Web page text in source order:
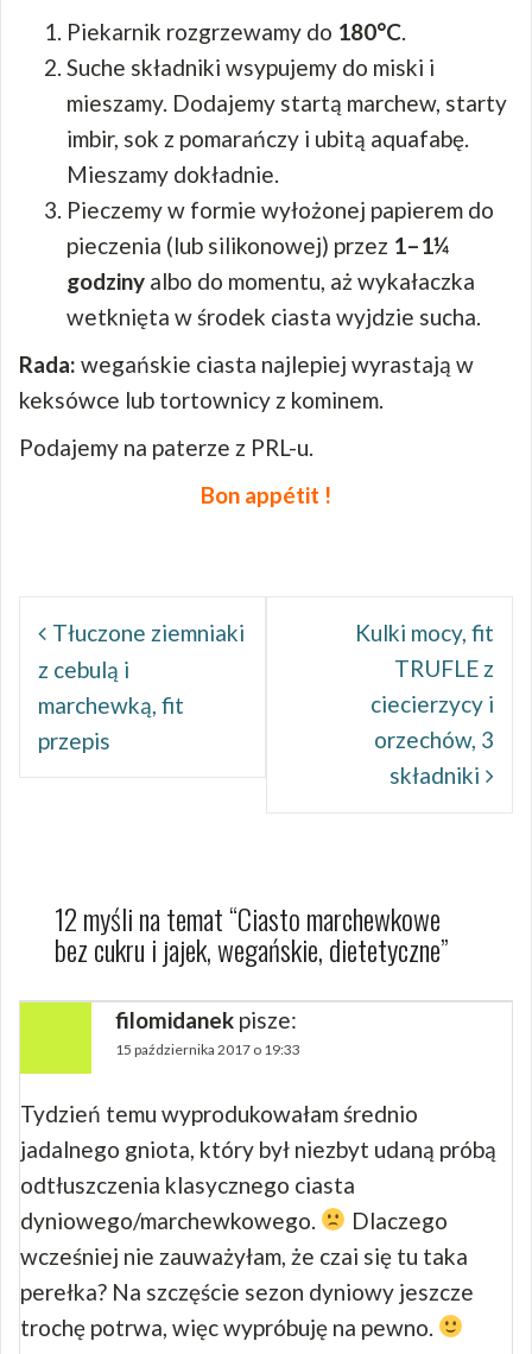
Piekarnik rozgrzewamy do 180°C
Suche składniki wsypujemy do miski i
mieszamy. Dodajemy startą marchew, starty
imbir, sok z pomarańczy i ubitą aquafabę.
Mieszamy dokładnie.
Pieczemy w formie wyłożonej papierem do
pieczenia (lub silikonowej) przez 1–1¼
godziny albo do momentu, aż wykałaczka
wetknięta w środek ciasta wyjdzie sucha.
Rada: wegańskie ciasta najlepiej wyrastają w
keksówce lub tortownicy z kominem.
Podajemy na paterze z PRL-u.
Bon appétit !
wpisuTłuczone ziemniaki
z cebulą i
marchewką, fit
przepis
Kulki mocy, fit
TRUFLE z
ciecierzycy i
orzechów, 3
składniki
12 myśli na temat “Ciasto marchewkowe
bez cukru i jajek, wegańskie, dietetyczne”
filomidanek pisze:
15 października 2017 o 19:33
Tydzień temu wyprodukowałam średnio
jadalnego gniota, który był niezbyt udaną próbą
odtłuszczenia klasycznego ciasta
dyniowego/marchewkowego.
Dlaczego
wcześniej nie zauważyłam, że czai się tu taka
perełka? Na szczęście sezon dyniowy jeszcze
trochę potrwa, więc wypróbuję na pewno.